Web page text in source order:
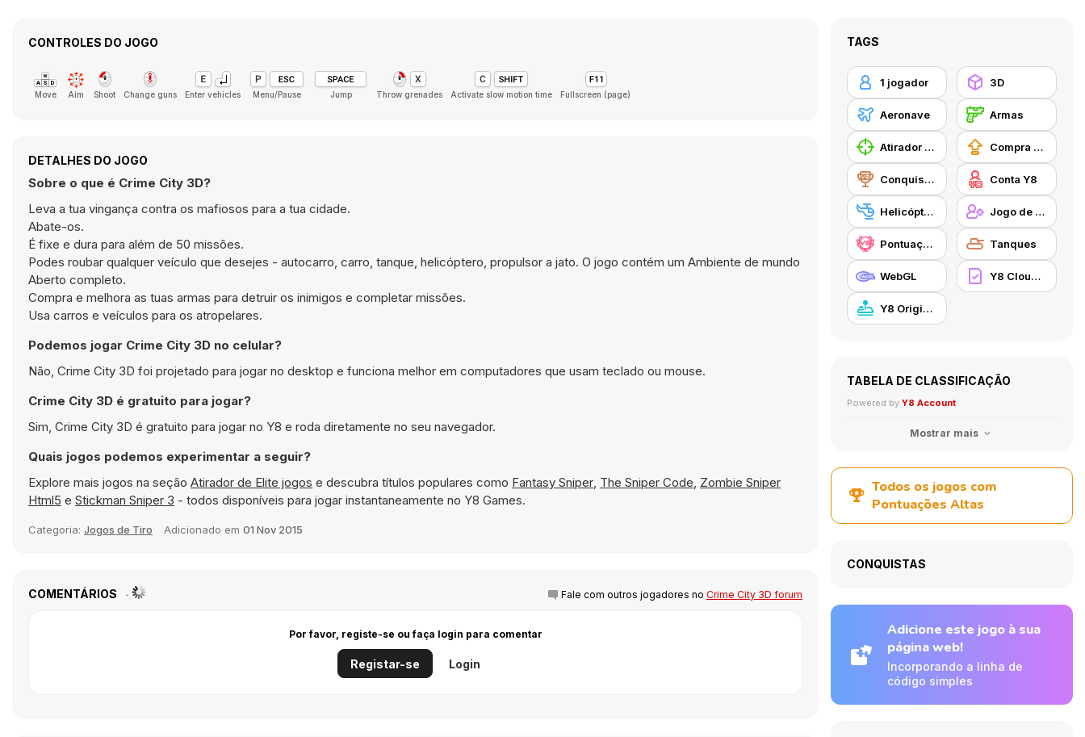
CONTROLES DO JOGO
Move Aim Shoot Change guns Enter vehicles Menu/Pause Jump Throw grenades Activate slow motion time Fullscreen (page)
DETALHES DO JOGO
Sobre o que é Crime City 3D?
Leva a tua vingança contra os mafiosos para a tua cidade.
Abate-os.
É fixe e dura para além de 50 missões.
Podes roubar qualquer veículo que desejes - autocarro, carro, tanque, helicóptero, propulsor a jato. O jogo contém um Ambiente de mundo
Aberto completo.
Compra e melhora as tuas armas para detruir os inimigos e completar missões.
Usa carros e veículos para os atropelares.
Podemos jogar Crime City 3D no celular?
Não, Crime City 3D foi projetado para jogar no desktop e funciona melhor em computadores que usam teclado ou mouse.
Crime City 3D é gratuito para jogar?
Sim, Crime City 3D é gratuito para jogar no Y8 e roda diretamente no seu navegador.
Quais jogos podemos experimentar a seguir?
Explore mais jogos na seção Atirador de Elite jogos e descubra títulos populares como Fantasy Sniper, The Sniper Code, Zombie Sniper
Html5 e Stickman Sniper 3 - todos disponíveis para jogar instantaneamente no Y8 Games.
Categoria: Jogos de Tiro Adicionado em 01 Nov 2015
COMENTÁRIOS Fale com outros jogadores no Crime City 3D forum
Por favor, registe-se ou faça login para comentar
Registar-se Login
TAGS
1 jogador 3D
Aeronave Armas
Atirador de Elite Compra de Atualizações de Equipamentos
Conquistas Y8 Conta Y8
Helicóptero Jogo de Tiro na Terceira Pessoa
Pontuação Y8 Tanques
WebGL Y8 Cloud Save
Y8 Originals
TABELA DE CLASSIFICAÇÃO
Powered by Y8 Account
Mostrar mais
Todos os jogos com
Pontuações Altas
CONQUISTAS
Adicione este jogo à sua
página web!
Incorporando a linha de
código simples